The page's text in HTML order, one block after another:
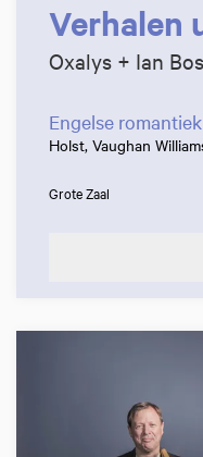
Verhalen
Oxalys + Ian
Engelse
Holst, Vaughan
Grote Zaal